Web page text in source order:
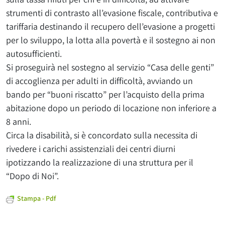
strumenti di contrasto all’evasione fiscale, contributiva e
tariffaria destinando il recupero dell’evasione a progetti
per lo sviluppo, la lotta alla povertà e il sostegno ai non
autosufficienti.
Si proseguirà nel sostegno al servizio “Casa delle genti”
di accoglienza per adulti in difficoltà, avviando un
bando per “buoni riscatto” per l’acquisto della prima
abitazione dopo un periodo di locazione non inferiore a
8 anni.
Circa la disabilità, si è concordato sulla necessita di
rivedere i carichi assistenziali dei centri diurni
ipotizzando la realizzazione di una struttura per il
“Dopo di Noi”.
Stampa - Pdf